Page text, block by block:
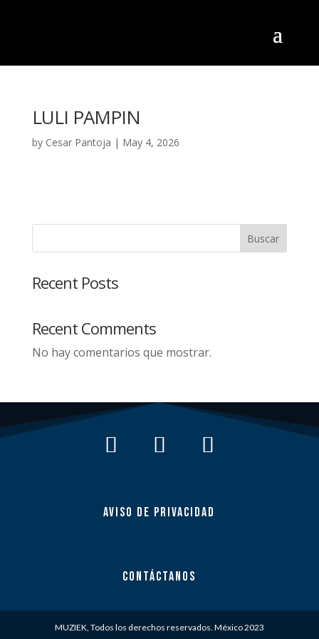
LULI PAMPIN
by Cesar Pantoja | May 4, 2026
Buscar
Recent Posts
Recent Comments
No hay comentarios que mostrar.
AVISO DE PRIVACIDAD
CONTÁCTANOS
MUZIEK, Todos los derechos reservados. México 2023